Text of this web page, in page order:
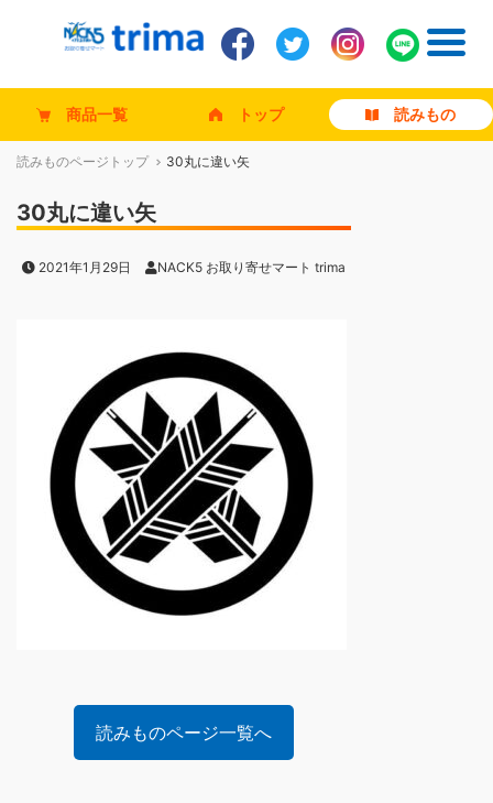
商品一覧 トップ 読みもの
読みものページトップ 30丸に違い矢
30丸に違い矢
2021年1月29日 NACK5 お取り寄せマート trima
読みものページ一覧へ